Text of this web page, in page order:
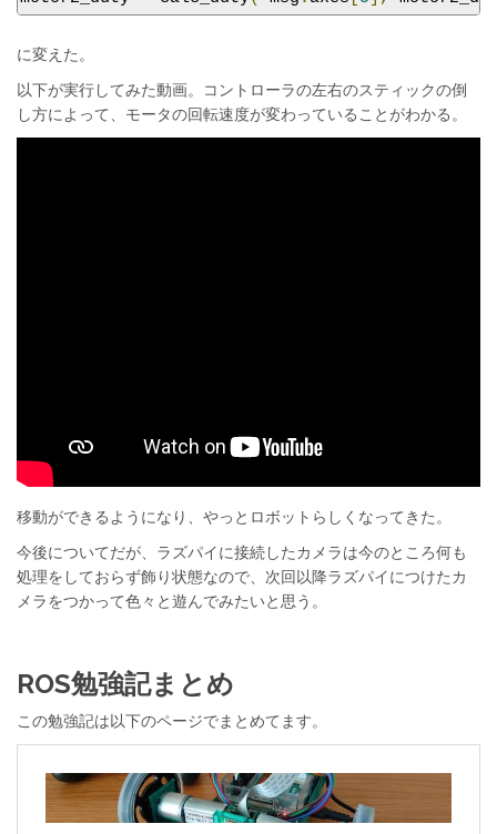
に変えた。
以下が実行してみた動画。コントローラの左右のスティックの倒
し方によって、モータの回転速度が変わっていることがわかる。
移動ができるようになり、やっとロボットらしくなってきた。
今後についてだが、ラズパイに接続したカメラは今のところ何も
処理をしておらず飾り状態なので、次回以降ラズパイにつけたカ
メラをつかって色々と遊んでみたいと思う。
ROS勉強記まとめ
この勉強記は以下のページでまとめてます。